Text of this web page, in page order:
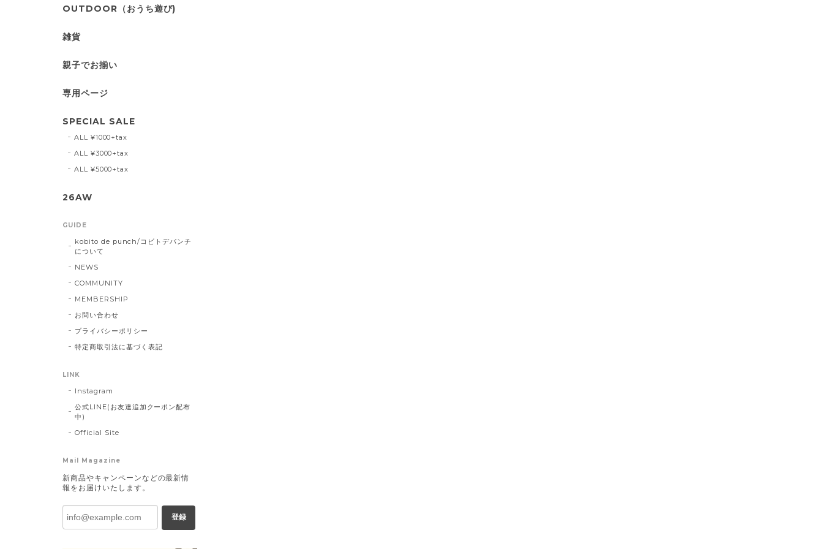
OUTDOOR（おうち遊び)
雑貨
親子でお揃い
専用ページ
SPECIAL SALE
ALL ¥1000+tax
ALL ¥3000+tax
ALL ¥5000+tax
26AW
GUIDE
kobito de punch/コビトデパンチ
について
NEWS
COMMUNITY
MEMBERSHIP
お問い合わせ
プライバシーポリシー
特定商取引法に基づく表記
LINK
Instagram
公式LINE(お友達追加クーポン配布
中)
Official Site
Mail Magazine
新商品やキャンペーンなどの最新情
報をお届けいたします。
登録